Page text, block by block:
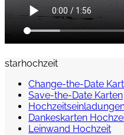
starhochzeit
Change-the-Date
Save-the-Date Karten
Dankeskarten
Leinwand Hochzeit